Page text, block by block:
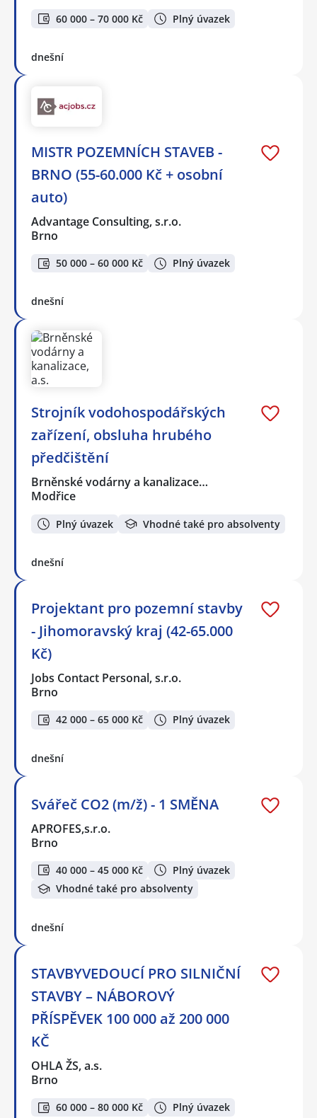
60 000 – 70 000 Kč Plný úvazek
dnešní
MISTR POZEMNÍCH STAVEB -
BRNO (55-60.000 Kč + osobní
auto)
Advantage Consulting, s.r.o.
Brno
50 000 – 60 000 Kč Plný úvazek
dnešní
Strojník vodohospodářských
zařízení, obsluha hrubého
předčištění
Brněnské vodárny a kanalizace…
Modřice
Plný úvazek Vhodné také pro absolventy
dnešní
Projektant pro pozemní stavby
- Jihomoravský kraj (42-65.000
Kč)
Jobs Contact Personal, s.r.o.
Brno
42 000 – 65 000 Kč Plný úvazek
dnešní
Svářeč CO2 (m/ž) - 1 SMĚNA
APROFES,s.r.o.
Brno
40 000 – 45 000 Kč
Plný úvazek
Vhodné také pro absolventy
dnešní
STAVBYVEDOUCÍ PRO SILNIČNÍ
STAVBY – NÁBOROVÝ
PŘÍSPĚVEK 100 000 až 200 000
KČ
OHLA ŽS, a.s.
Brno
60 000 – 80 000 Kč Plný úvazek